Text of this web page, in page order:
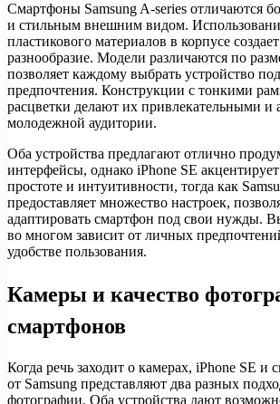
Смартфоны Samsung A-series отличаются
и стильным внешним видом.
пластикового материалов в корпусе
разнообразие. Модели различаются по
позволяет каждому выбрать устройство
предпочтения. Конструкции с тонкими
расцветки делают их привлекательными и
молодежной аудитории.
Оба устройства предлагают отлично
интерфейсы, однако iPhone SE
простоте и интуитивности, тогда как
предоставляет множество настроек,
адаптировать смартфон под свои нужды.
во многом зависит от личных
удобстве пользования.
Камеры и качество
смартфонов
Когда речь заходит о камерах, iPhone SE и
от Samsung представляют два разных
фотографии. Оба устройства дают